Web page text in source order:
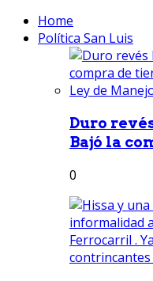
Home
Política San Luis
Duro
Bajó la
0